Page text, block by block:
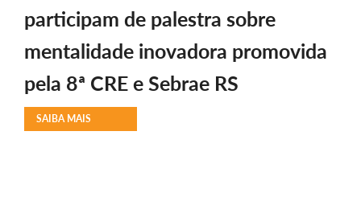
participam de palestra sobre
mentalidade inovadora promovida
pela 8ª CRE e Sebrae RS
SAIBA MAIS